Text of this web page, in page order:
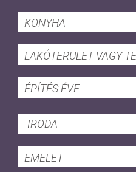
KONYHA
LAKÓTERÜLET VAGY
ÉPÍTÉS ÉVE
IRODA
EMELET